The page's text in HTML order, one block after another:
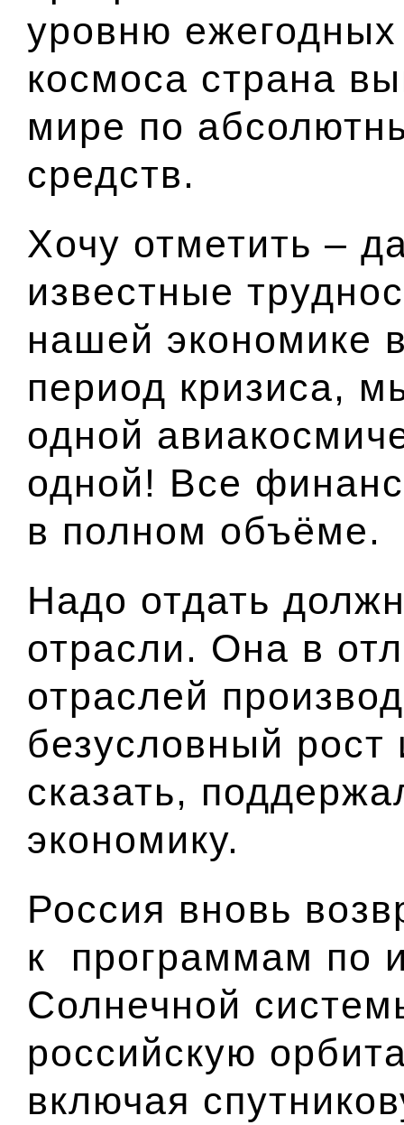
уровню
космоса страна
мире по
средств.
Хочу отметить –
известные
нашей экономике
период кризиса,
одной
одной! Все
в полном объёме.
Надо отдать
отрасли. Она в
отраслей
безусловный
сказать,
экономику.
Россия вновь
к программам по
Солнечной
российскую
включая